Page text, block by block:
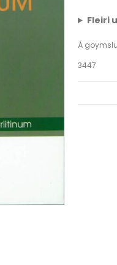
Fleiri
Á goymslu
3447